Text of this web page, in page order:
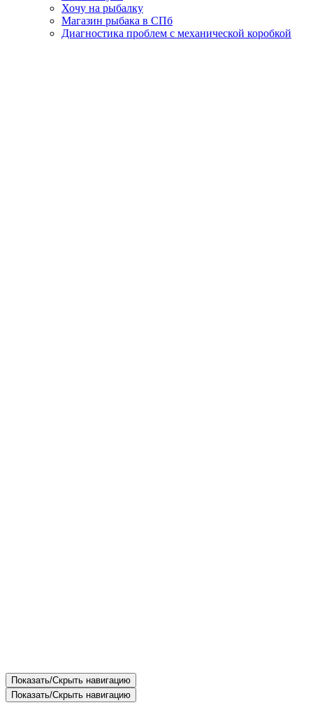
Хочу на рыбалку
Магазин рыбака в СПб
Диагностика проблем с механической коробкой
Показать/Скрыть навигацию
Показать/Скрыть навигацию